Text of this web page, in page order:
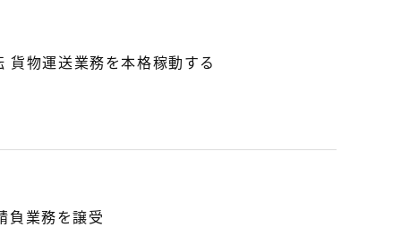
物運送業務を本格稼動する
負業務を譲受